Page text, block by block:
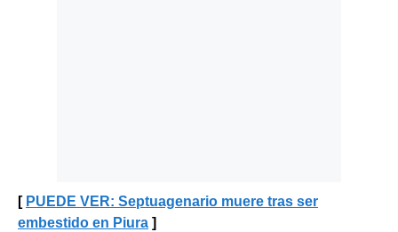
PUEDE VER: Septuagenario muere tras ser
embestido en Piura